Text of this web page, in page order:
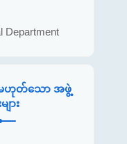
Department
ဟုတ်သော အဖွဲ့
ား